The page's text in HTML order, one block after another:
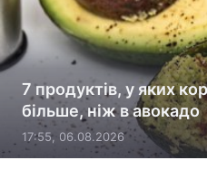
7 продуктів, у яких
більше, ніж в авокадо
17:55, 06.08.2026